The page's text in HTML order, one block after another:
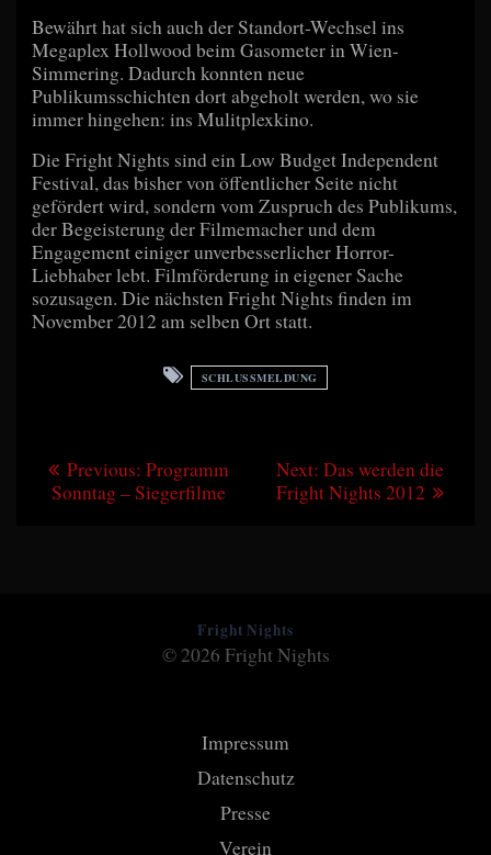
Bewährt hat sich auch der Standort-Wechsel ins
Megaplex Hollwood beim Gasometer in Wien-
Simmering. Dadurch konnten neue
Publikumsschichten dort abgeholt werden, wo sie
immer hingehen: ins Mulitplexkino.
Die Fright Nights sind ein Low Budget Independent
Festival, das bisher von öffentlicher Seite nicht
gefördert wird, sondern vom Zuspruch des Publikums,
der Begeisterung der Filmemacher und dem
Engagement einiger unverbesserlicher Horror-
Liebhaber lebt. Filmförderung in eigener Sache
sozusagen. Die nächsten Fright Nights finden im
November 2012 am selben Ort statt.
SCHLUSSMELDUNG
Beitragsnavigation
Previous: Previous
post:
Programm
Sonntag – Siegerfilme
Next: Next
post:
Das werden die
Fright Nights 2012
Fright Nights
© 2026 Fright Nights
Impressum
Datenschutz
Presse
Verein